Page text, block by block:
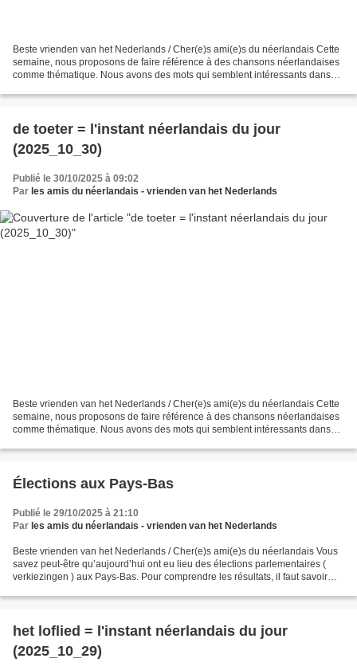
Beste vrienden van het Nederlands / Cher(e)s ami(e)s du néerlandais Cette
semaine, nous proposons de faire référence à des chansons néerlandaises
comme thématique. Nous avons des mots qui semblent intéressants dans
de toeter = l'instant néerlandais du jour
(2025_10_30)
Publié le 30/10/2025 à 09:02
Par les amis du néerlandais - vrienden van het Nederlands
Beste vrienden van het Nederlands / Cher(e)s ami(e)s du néerlandais Cette
semaine, nous proposons de faire référence à des chansons néerlandaises
comme thématique. Nous avons des mots qui semblent intéressants dans
Élections aux Pays-Bas
Publié le 29/10/2025 à 21:10
Par les amis du néerlandais - vrienden van het Nederlands
Beste vrienden van het Nederlands / Cher(e)s ami(e)s du néerlandais Vous
savez peut-être qu’aujourd’hui ont eu lieu des élections parlementaires (
verkiezingen ) aux Pays-Bas. Pour comprendre les résultats, il faut savoir
het loflied = l'instant néerlandais du jour
(2025_10_29)